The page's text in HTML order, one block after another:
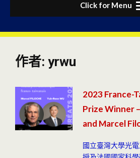
Click for Menu
作者: yrwu
2023 France-
Prize Winner
and Marcel
國立臺灣大學光